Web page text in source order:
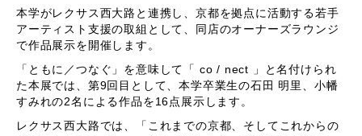
本学がレクサス西大路と連携し、京都を拠点に活動する若手
アーティスト支援の取組として、同店のオーナーズラウンジ
で作品展示を開催します。
「ともに／つなぐ」を意味して「 co / nect 」と名付けられ
た本展では、第9回目として、本学卒業生の石田 明里、小幡
すみれの2名による作品を16点展示します。
レクサス西大路では、「これまでの京都、そしてこれからの